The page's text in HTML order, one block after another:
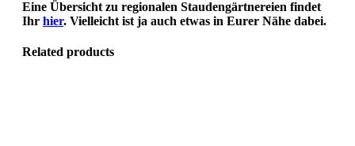
Eine Übersicht zu regionalen Staudengärtnereien findet
Ihr hier. Vielleicht ist ja auch etwas in Eurer Nähe dabei.
Related products